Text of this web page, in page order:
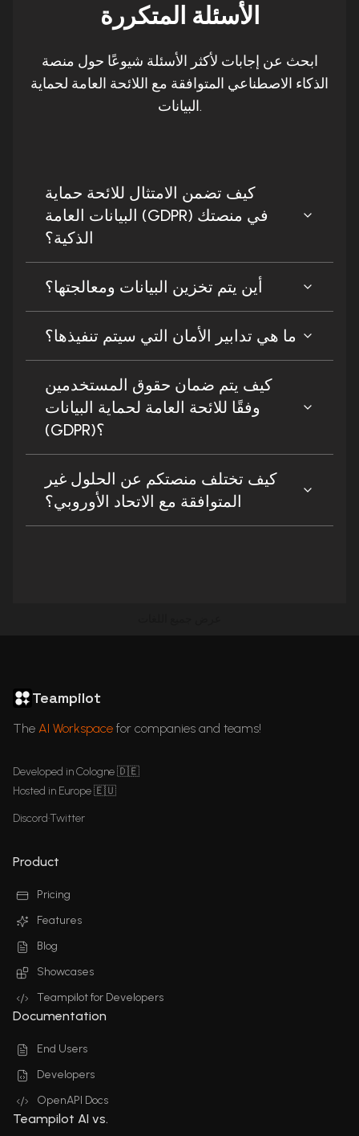
الأسئلة المتكررة
ابحث عن إجابات لأكثر الأسئلة شيوعًا حول منصة
الذكاء الاصطناعي المتوافقة مع اللائحة العامة لحماية
البيانات.
كيف تضمن الامتثال للائحة حماية
البيانات العامة (GDPR) في منصتك
الذكية؟
أين يتم تخزين البيانات ومعالجتها؟
ما هي تدابير الأمان التي سيتم تنفيذها؟
كيف يتم ضمان حقوق المستخدمين
وفقًا للائحة العامة لحماية البيانات
(GDPR)؟
كيف تختلف منصتكم عن الحلول غير
المتوافقة مع الاتحاد الأوروبي؟
Teampilot
The AI Workspace for companies and teams!
Developed in Cologne 🇩🇪
Hosted in Europe 🇪🇺
Discord•Twitter
Product
Pricing
Features
Blog
Showcases
Teampilot for Developers
Documentation
End Users
Developers
OpenAPI Docs
Teampilot AI vs.
ChatGPT in Languages
GDPR Compliant ChatGPT
ChatGPT for business
Articles